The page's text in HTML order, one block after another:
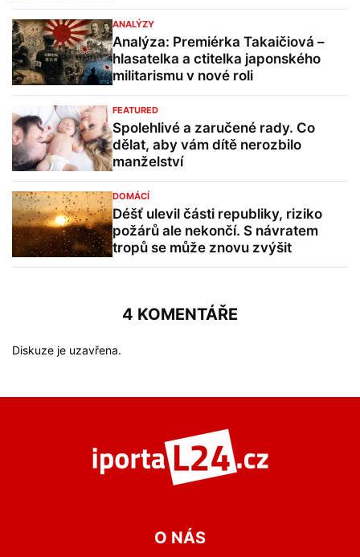
ANALÝZY
Analýza: Premiérka Takaičiová –
hlasatelka a ctitelka japonského
militarismu v nové roli
FEATURED
Spolehlivé a zaručené rady. Co
dělat, aby vám dítě nerozbilo
manželství
DOMÁCÍ
Déšť ulevil části republiky, riziko
požárů ale nekončí. S návratem
tropů se může znovu zvýšit
4 KOMENTÁŘE
Diskuze je uzavřena.
O NÁS